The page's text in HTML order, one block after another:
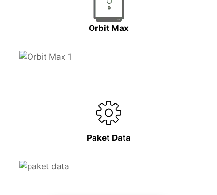
Orbit Max
Paket Data